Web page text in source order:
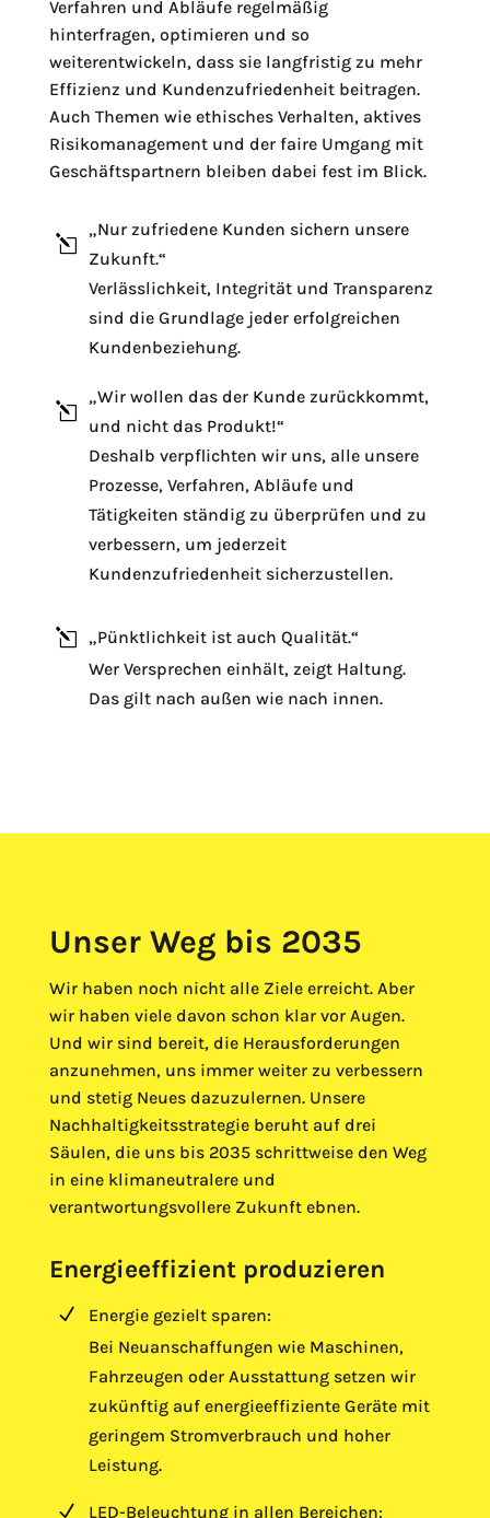
Verfahren und Abläufe regelmäßig
hinterfragen, optimieren und so
weiterentwickeln, dass sie langfristig zu mehr
Effizienz und Kundenzufriedenheit beitragen.
Auch Themen wie ethisches Verhalten, aktives
Risikomanagement und der faire Umgang mit
Geschäftspartnern bleiben dabei fest im Blick.
l
„Nur zufriedene Kunden sichern unsere
Zukunft.“
Verlässlichkeit, Integrität und Transparenz
sind die Grundlage jeder erfolgreichen
Kundenbeziehung.
l
„Wir wollen das der Kunde zurückkommt,
und nicht das Produkt!“
Deshalb verpflichten wir uns, alle unsere
Prozesse, Verfahren, Abläufe und
Tätigkeiten ständig zu überprüfen und zu
verbessern, um jederzeit
Kundenzufriedenheit sicherzustellen.
l „Pünktlichkeit ist auch Qualität.“
Wer Versprechen einhält, zeigt Haltung.
Das gilt nach außen wie nach innen.
Unser Weg bis 2035
Wir haben noch nicht alle Ziele erreicht. Aber
wir haben viele davon schon klar vor Augen.
Und wir sind bereit, die Herausforderungen
anzunehmen, uns immer weiter zu verbessern
und stetig Neues dazuzulernen. Unsere
Nachhaltigkeitsstrategie beruht auf drei
Säulen, die uns bis 2035 schrittweise den Weg
in eine klimaneutralere und
verantwortungsvollere Zukunft ebnen.
Energieeffizient produzieren
N Energie gezielt sparen:
Bei Neuanschaffungen wie Maschinen,
Fahrzeugen oder Ausstattung setzen wir
zukünftig auf energieeffiziente Geräte mit
geringem Stromverbrauch und hoher
Leistung.
N LED-Beleuchtung in allen Bereichen: